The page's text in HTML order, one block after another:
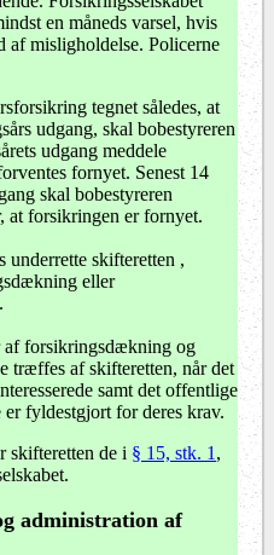
en måneds varsel, hvis
af misligholdelse. Policerne
tegnet således, at
udgang, skal bobestyreren
udgang meddele
fornyet. Senest 14
skal bobestyreren
at forsikringen er fornyet.
underrette skifteretten ,
eller
af forsikringsdækning og
træffes af skifteretten, når det
samt det offentlige
fyldestgjort for deres krav.
skifteretten de i § 15, stk. 1,
administration af